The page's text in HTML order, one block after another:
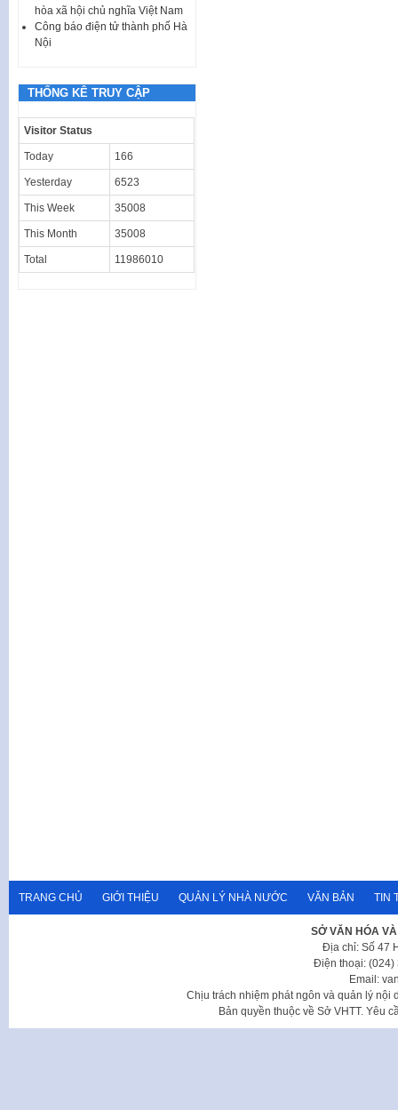
hòa xã hội chủ nghĩa Việt Nam
Công báo điện tử thành phố Hà
Nội
THỐNG KÊ TRUY CẬP
Visitor Status
Today 166
Yesterday 6523
This Week 35008
This Month 35008
Total 11986010
TRANG CHỦ GIỚI THIỆU QUẢN LÝ NHÀ NƯỚC VĂN BẢN TIN
SỞ VĂN HÓA
Địa chỉ: Số 47
Điện thoại: (024)
Email:
Chịu trách nhiệm phát ngôn và quản lý nội
Bản quyền thuộc về Sở VHTT. Yêu